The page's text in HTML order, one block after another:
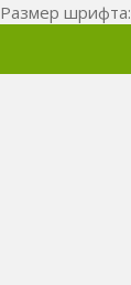
Размер шрифта: